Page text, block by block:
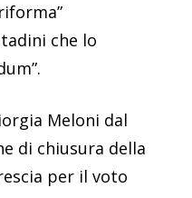
che lo
Meloni dal
di chiusura della
per il voto